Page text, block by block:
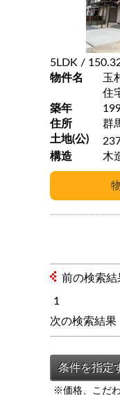
5LDK /
物件名
玉
住
築年
住所
群
土地(公)
構造 木
前の検索結
1
※価格、こだ